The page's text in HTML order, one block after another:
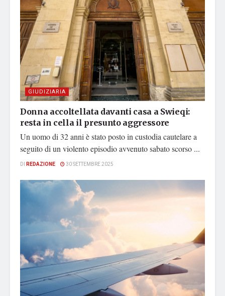
GIUDIZIARIA
Donna accoltellata davanti casa a Swieqi:
resta in cella il presunto aggressore
Un uomo di 32 anni è stato posto in custodia cautelare a
seguito di un violento episodio avvenuto sabato scorso ...
DI REDAZIONE 30 SETTEMBRE 2025